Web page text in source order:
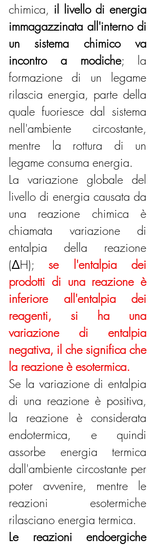
chimica, il livello di energia
immagazzinata all'interno di
un sistema chimico va
incontro a modiche; la
formazione di un legame
rilascia energia, parte della
quale fuoriesce dal sistema
nell'ambiente circostante,
mentre la rottura di un
legame consuma energia.
La variazione globale del
livello di energia causata da
una reazione chimica è
chiamata variazione di
entalpia della reazione
(ΔH); se l'entalpia dei
prodotti di una reazione è
inferiore all'entalpia dei
reagenti, si ha una
variazione di entalpia
negativa, il che significa che
la reazione è esotermica.
Se la variazione di entalpia
di una reazione è positiva,
la reazione è considerata
endotermica, e quindi
assorbe energia termica
dall'ambiente circostante per
poter avvenire, mentre le
reazioni esotermiche
rilasciano energia termica.
Le reazioni endoergiche